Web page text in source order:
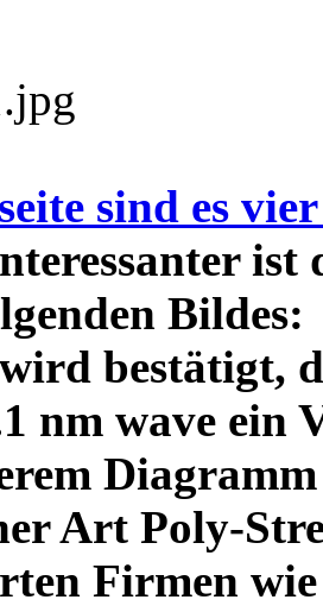
sind es
bestätigt,
nm wave ein
Art Poly-
Firmen